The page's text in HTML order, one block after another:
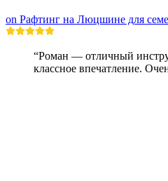
on Рафтинг на Люцшине для
“Роман — отличный
классное впечатление.